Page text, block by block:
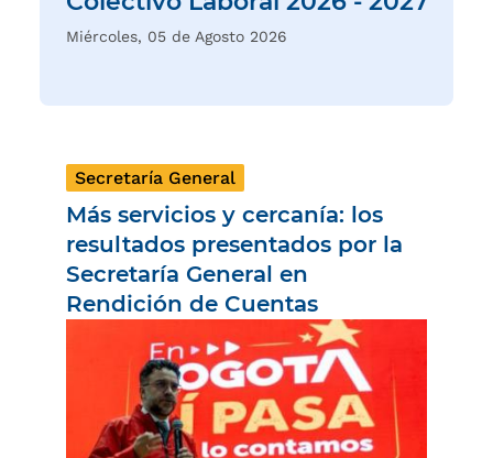
Miércoles, 05 de Agosto 2026
Secretaría General
Más servicios y cercanía: los
resultados presentados por la
Secretaría General en
Rendición de Cuentas